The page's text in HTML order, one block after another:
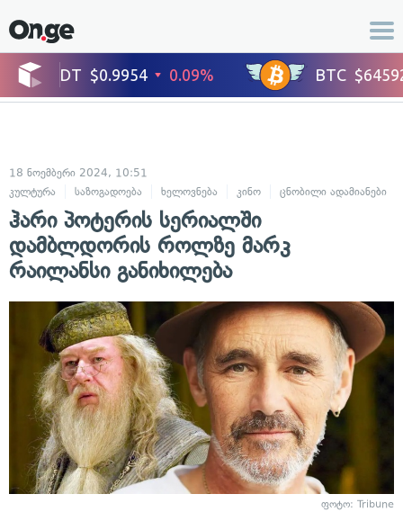
18 ნოემბერი 2024, 10:51
კულტურა
საზოგადოება ხელოვნება კინო ცნობილი ადამიანები
ჰარი პოტერის სერიალში
დამბლდორის როლზე მარკ
რაილანსი განიხილება
ფოტო: Tribune